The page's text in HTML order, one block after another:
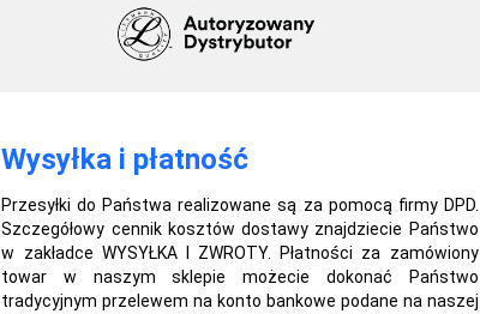
Wysyłka i płatność
Przesyłki do Państwa realizowane są za pomocą firmy DPD.
Szczegółowy cennik kosztów dostawy znajdziecie Państwo
w zakładce WYSYŁKA I ZWROTY. Płatności za zamówiony
towar w naszym sklepie możecie dokonać Państwo
tradycyjnym przelewem na konto bankowe podane na naszej